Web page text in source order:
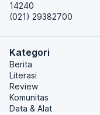
14240
(021) 29382700
Kategori
Berita
Literasi
Review
Komunitas
Data & Alat